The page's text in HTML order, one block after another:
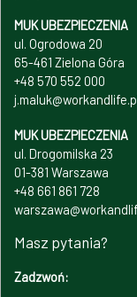
MUK UBEZPIECZENIA
ul. Ogrodowa 20
65-461 Zielona Góra
+48 570 552 000
MUK UBEZPIECZENIA
ul. Drogomilska 23
01-381 Warszawa
+48 661 861 728
Masz pytania?
Zadzwoń: